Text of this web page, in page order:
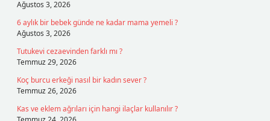
Ağustos 3, 2026
6 aylık bir bebek günde ne kadar mama yemeli ?
Ağustos 3, 2026
Tutukevi cezaevinden farklı mı ?
Temmuz 29, 2026
Koç burcu erkeği nasıl bir kadın sever ?
Temmuz 26, 2026
Kas ve eklem ağrıları için hangi ilaçlar kullanılır ?